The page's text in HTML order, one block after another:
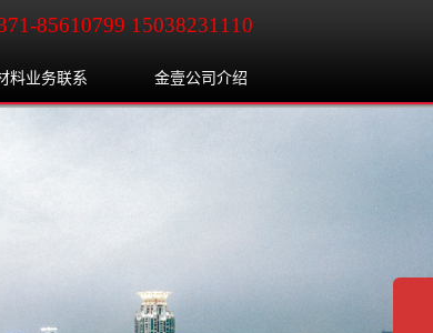
85610799 15038231110
料业务联系 金壹公司介绍